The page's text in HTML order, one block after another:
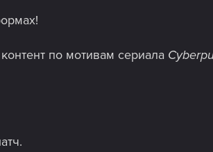
по мотивам сериала